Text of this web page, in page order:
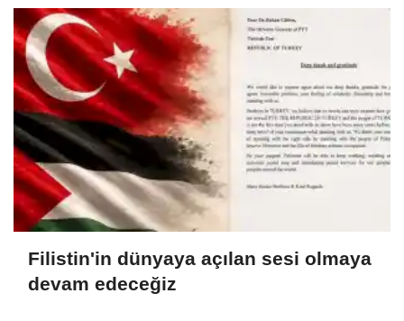
Filistin'in dünyaya açılan sesi olmaya
devam edeceğiz